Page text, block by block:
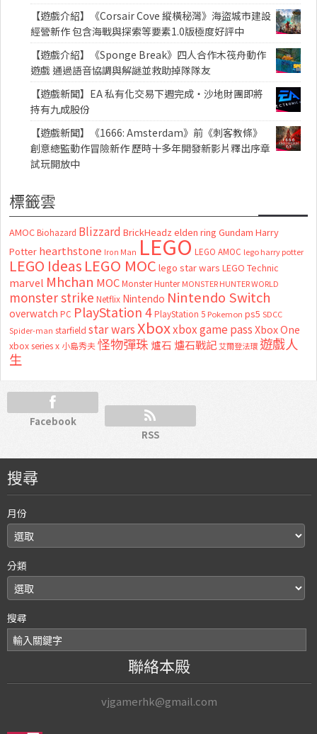
【遊戲介紹】《Corsair Cove 縱橫秘灣》海盜城市建設
經營新作 包含海戰與探索等要素1.0版極度好評中
【遊戲介紹】《Sponge Break》四人合作木筏舟動作
遊戲 通過語音協調與解謎並救助掉隊隊友
【遊戲新聞】EA 私有化交易下週完成・沙地財團即將
持有九成股份
【遊戲新聞】《1666: Amsterdam》前《刺客教條》
創意總監動作冒險新作 歷時十多年開發新影片釋出序章
試玩開放中
標籤雲
AMOC Biohazard Blizzard BrickHeadz elden ring Gundam Harry
Potter hearthstone Iron Man LEGO LEGO AMOC lego harry potter
LEGO Ideas LEGO MOC lego star wars LEGO Technic
marvel Mhchan MOC Monster Hunter MONSTER HUNTER WORLD
monster strike Netflix Nintendo Nintendo Switch
overwatch PC PlayStation 4 PlayStation 5 Pokemon ps5 SDCC
Spider-man starfield star warsXboxxbox game passXbox One
xbox series x 小島秀夫怪物彈珠 爐石 爐石戰記艾爾登法環 遊戲人
生
Facebook
RSS
搜尋
月份
分類
搜尋
聯絡本殿
vjgamerhk@gmail.com